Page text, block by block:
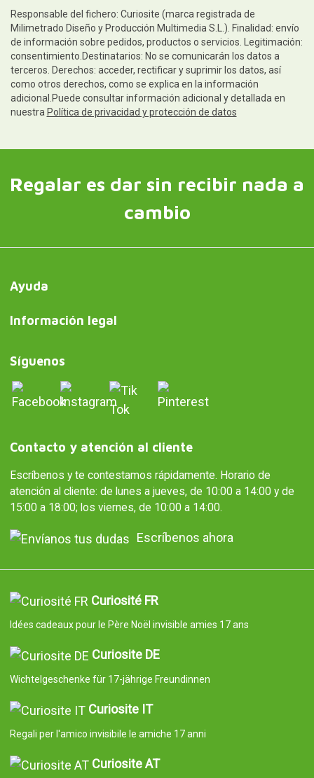
Responsable del fichero: Curiosite (marca registrada de
Milimetrado Diseño y Producción Multimedia S.L.). Finalidad: envío
de información sobre pedidos, productos o servicios. Legitimación:
consentimiento.Destinatarios: No se comunicarán los datos a
terceros. Derechos: acceder, rectificar y suprimir los datos, así
como otros derechos, como se explica en la información
adicional.Puede consultar información adicional y detallada en
nuestra Política de privacidad y protección de datos
Regalar es dar sin recibir nada a
cambio
Ayuda
Información legal
Síguenos
Contacto y atención al cliente
Escríbenos y te contestamos rápidamente. Horario de
atención al cliente: de lunes a jueves, de 10:00 a 14:00 y de
15:00 a 18:00; los viernes, de 10:00 a 14:00.
Escríbenos ahora
Curiosité FR
Idées cadeaux pour le Père Noël invisible amies 17 ans
Curiosite DE
Wichtelgeschenke für 17-jährige Freundinnen
Curiosite IT
Regali per l'amico invisibile le amiche 17 anni
Curiosite AT